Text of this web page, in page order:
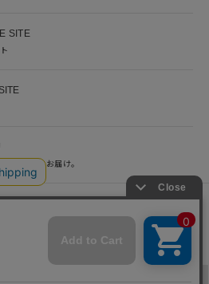
SITE
でいち早くお届け。
co. ltd. all rights reserved
ョンなどへの二次転用を固く禁じます。